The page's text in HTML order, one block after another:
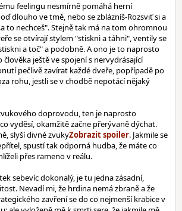
feelingu nesmírně pomáhá herní
dlouho ve tmě, nebo se zblázníš-Rozsviť si a
to nechceš". Stejně tak má na tom ohromnou
se otvírají stylem "stiskni a táhni", ventily se
a toč" a podobně. A ono je to naprosto
ještě ve spojení s nervydrásající
pečlivě zavírat každé dveře, popřípadě po
rohu, jestli se v chodbě nepotácí nějaký
doprovodu, ten je naprosto
vyděsí, okamžitě začne přerývaně dýchat.
slyší divné zvuky
. Jakmile se
spustí tak odporná hudba, že máte co
přes rameno v reálu.
sebevíc dokonalý, je tu jedna zásadní,
Nevadí mi, že hrdina nemá zbraně a že
zavření se do co nejmenší krabice v